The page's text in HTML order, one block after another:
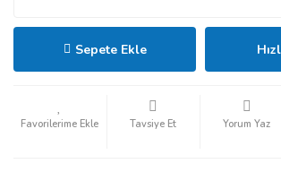
Sepete Ekle
Tavsiye Et Yorum Yaz